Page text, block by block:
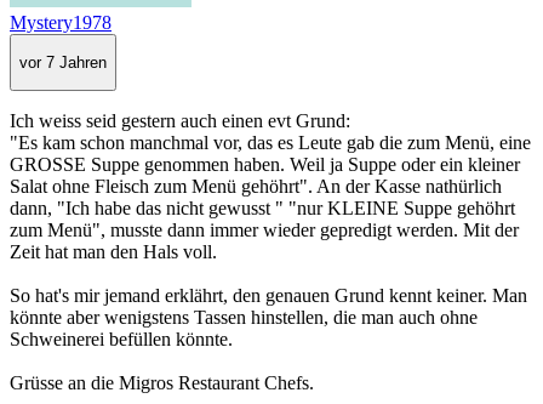
Mystery1978
vor 7 Jahren
Ich weiss seid gestern auch einen evt Grund:
"Es kam schon manchmal vor, das es Leute gab die zum Menü, eine
GROSSE Suppe genommen haben. Weil ja Suppe oder ein kleiner
Salat ohne Fleisch zum Menü gehöhrt". An der Kasse nathürlich
dann, "Ich habe das nicht gewusst " "nur KLEINE Suppe gehöhrt
zum Menü", musste dann immer wieder gepredigt werden. Mit der
Zeit hat man den Hals voll.
So hat's mir jemand erklährt, den genauen Grund kennt keiner. Man
könnte aber wenigstens Tassen hinstellen, die man auch ohne
Schweinerei befüllen könnte.
Grüsse an die Migros Restaurant Chefs.